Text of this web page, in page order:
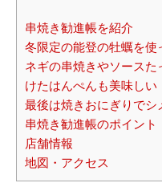
串焼き勧進帳を紹介
冬限定の能登の牡蠣を使
ネギの串焼きやソース
けたはんぺんも美味しい
最後は焼きおにぎりでシ
串焼き勧進帳のポイント
店舗情報
地図・アクセス